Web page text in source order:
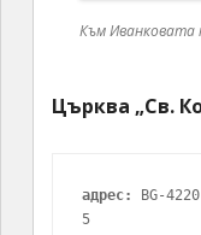
Към Иванковата
Църква „Св.
адрес:
BG-
5